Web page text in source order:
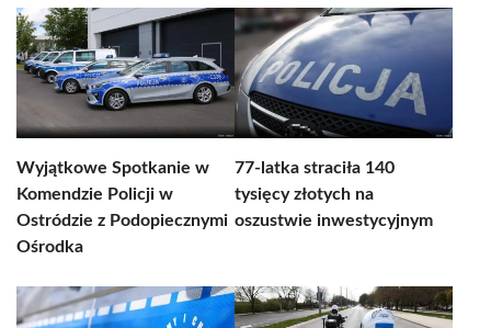
Wyjątkowe Spotkanie w
Komendzie Policji w
Ostródzie z Podopiecznymi
Ośrodka
77-latka straciła 140
tysięcy złotych na
oszustwie inwestycyjnym